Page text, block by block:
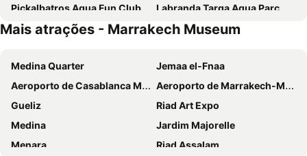
Pickalbatros Aqua Fun Club
Labranda Targa Aqua Parc
Grand Plaza Marrakech
Be Live Experience Marrakech Palmeraie
Valeria Dar Atlas All Inclusive
Riad Puchka
Iberostar Waves Club Palmeraie Marrakech
El Olivar Palace
Imperial Holiday Hôtel & spa
Sol Oasis Marrakech - All inclusive
Les Jardins De La Koutoubia
Riad Slitine
Rose Aqua Park Hotel
Novotel Marrakech Hivernage
Mais atrações - Marrakech Museum
Medina Quarter
Jemaa el-Fnaa
Aeroporto de Casablanca Mohammed V
Aeroporto de Marrakech-Menara
Gueliz
Riad Art Expo
Medina
Jardim Majorelle
Menara
Riad Assalam